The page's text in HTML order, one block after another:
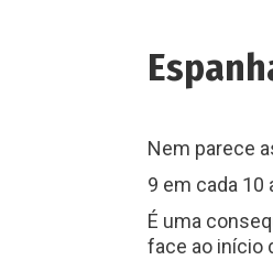
Nem parece
9 em cada 10
É uma
face ao início